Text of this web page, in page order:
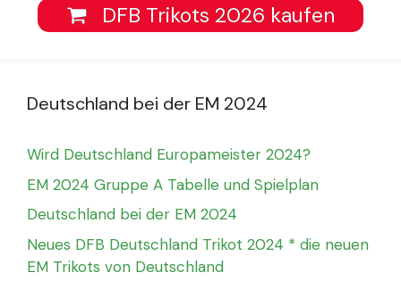
DFB Trikots 2026 kaufen
Deutschland bei der EM 2024
Wird Deutschland Europameister 2024?
EM 2024 Gruppe A Tabelle und Spielplan
Deutschland bei der EM 2024
Neues DFB Deutschland Trikot 2024 * die neuen
EM Trikots von Deutschland